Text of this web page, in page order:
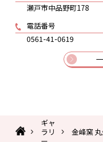
瀬戸市中品野町178
電話番号
0561-41-0619
ギャ
ラリ
金峰窯